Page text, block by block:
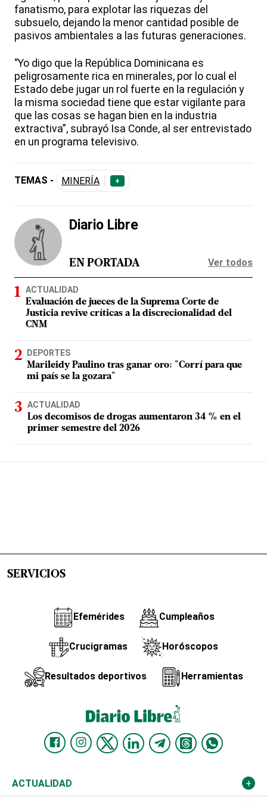
fanatismo, para explotar las riquezas del
subsuelo, dejando la menor cantidad posible de
pasivos ambientales a las futuras generaciones.
“Yo digo que la República Dominicana es
peligrosamente rica en minerales, por lo cual el
Estado debe jugar un rol fuerte en la regulación y
la misma sociedad tiene que estar vigilante para
que las cosas se hagan bien en la industria
extractiva”, subrayó Isa Conde, al ser entrevistado
en un programa televisivo.
TEMAS - MINERÍA +
Diario Libre
EN PORTADA Ver todos
ACTUALIDAD
Evaluación de jueces de la Suprema Corte de
Justicia revive críticas a la discrecionalidad del
CNM
DEPORTES
Marileidy Paulino tras ganar oro: "Corrí para que
mi país se la gozara"
ACTUALIDAD
Los decomisos de drogas aumentaron 34 % en el
primer semestre del 2026
SERVICIOS
Efemérides Cumpleaños
Crucigramas Horóscopos
Resultados deportivos Herramientas
ACTUALIDAD